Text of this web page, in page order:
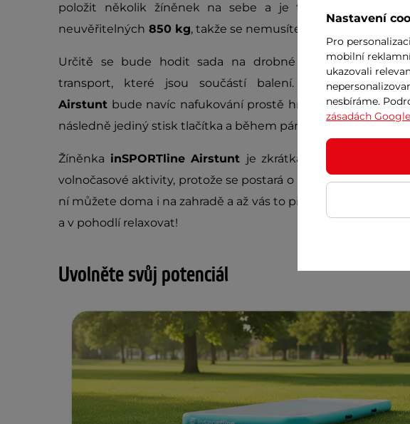
položit několik žíněnek na sebe a je to! Maximální
neuvěřitelných 850 kg, takže se nemusíte bát, že byste ji
Určitě se bude hodit sada na drobné opravy i
transport, které jsou součástí balení. S
elektrickou
Airstunt bude navíc nafukování prostě hračka! Stačí zapojit
následně jediný stisk tlačítka a během pár minut jste
Žíněnka inSPORTline Airstunt je zkrátka skvělým
volnočasové aktivity, protože se postará o bezpečný trénink i
ní můžete doma i na zahradě a až vás to přestane bavit,
a v pohodlí relaxovat!
Uvolněte svůj potenciál
Nastavení
Pro
mobilní
ukazovali
nesbíráme.
zásadách Google